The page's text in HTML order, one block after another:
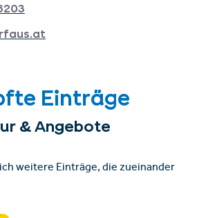
Einträge
& Angebote
weitere Einträge, die zueinander